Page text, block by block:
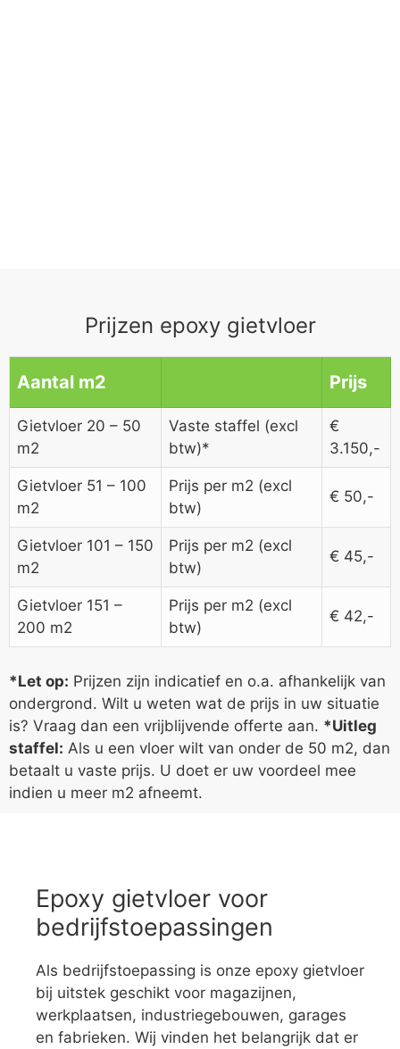
Prijzen epoxy gietvloer
Aantal m2 Prijs
Gietvloer 20 – 50
m2
Vaste staffel (excl
btw)*
€
3.150,-
Gietvloer 51 – 100
m2
Prijs per m2 (excl
btw)
€ 50,-
Gietvloer 101 – 150
m2
Prijs per m2 (excl
btw)
€ 45,-
Gietvloer 151 –
200 m2
Prijs per m2 (excl
btw)
€ 42,-
*Let op: Prijzen zijn indicatief en o.a. afhankelijk van
ondergrond. Wilt u weten wat de prijs in uw situatie
is? Vraag dan een vrijblijvende offerte aan. *Uitleg
staffel: Als u een vloer wilt van onder de 50 m2, dan
betaalt u vaste prijs. U doet er uw voordeel mee
indien u meer m2 afneemt.
Epoxy gietvloer voor
bedrijfstoepassingen
Als bedrijfstoepassing is onze epoxy gietvloer
bij uitstek geschikt voor magazijnen,
werkplaatsen, industriegebouwen, garages
en fabrieken. Wij vinden het belangrijk dat er